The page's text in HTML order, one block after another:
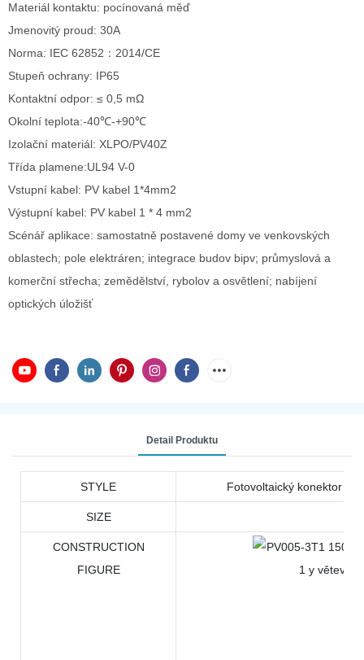
Materiál kontaktu: pocínovaná měď
Jmenovitý proud: 30A
Norma: IEC 62852：2014/CE
Stupeň ochrany: IP65
Kontaktní odpor: ≤ 0,5 mΩ
Okolní teplota:-40℃-+90℃
Izolační materiál: XLPO/PV40Z
Třída plamene:UL94 V-0
Vstupní kabel: PV kabel 1*4mm2
Výstupní kabel: PV kabel 1 * 4 mm2
Scénář aplikace: samostatně postavené domy ve venkovských
oblastech; pole elektráren; integrace budov bipv; průmyslová a
komerční střecha; zemědělství, rybolov a osvětlení; nabíjení
optických úložišť
Detail Produktu
STYLE Fotovoltaický konektor
SIZE
CONSTRUCTION
FIGURE